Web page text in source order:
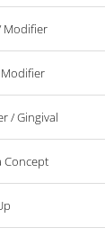
Modifier
/ Gingival
Concept